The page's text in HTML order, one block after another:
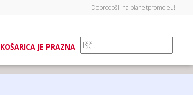
Dobrodošli na planetpromo.eu!
KOŠARICA JE PRAZNA